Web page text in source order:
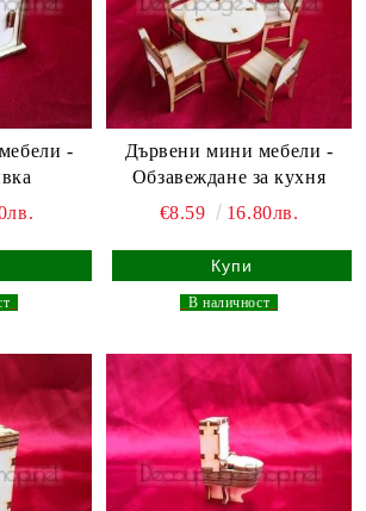
-
Дървени мини мебели -
Обзавеждане за кухня
€8.59
16.80лв.
В наличност